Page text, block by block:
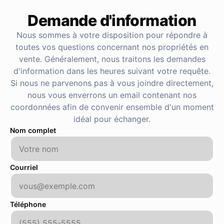
Demande d'information
Nous sommes à votre disposition pour répondre à
toutes vos questions concernant nos propriétés en
vente. Généralement, nous traitons les demandes
d'information dans les heures suivant votre requête.
Si nous ne parvenons pas à vous joindre directement,
nous vous enverrons un email contenant nos
coordonnées afin de convenir ensemble d'un moment
idéal pour échanger.
Nom complet
Courriel
Téléphone